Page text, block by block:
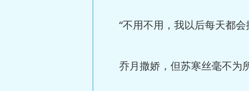
“不用不用，我以后每天都
乔月撒娇，但苏寒丝毫不为